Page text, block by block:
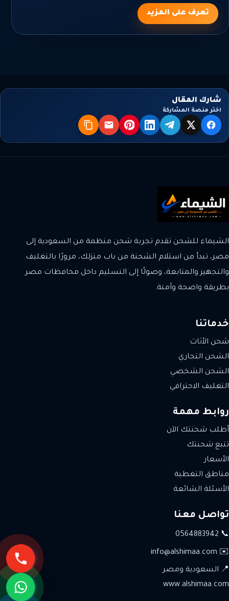
تعرف على المزيد
شارك المقال
اختر منصة المشاركة
فيسبوك
X تيليجراملينكدإنبنترستالبريد نسخ
الشيماء للشحن تقدم تجربة شحن منظمة من السعودية إلى
مصر، تبدأ من استلام الشحنة من باب منزلك، مرورًا بالتغليف
والتجهيز والمتابعة، وصولًا إلى التسليم داخل محافظات مصر
بطريقة واضحة وآمنة.
خدماتنا
شحن الأثاث
الشحن التجاري
الشحن الشخصي
التغليف الاحترافي
روابط مهمة
أطلب شحنتك الآن
تتبع شحنتك
الأسعار
مناطق التغطية
الأسئلة الشائعة
تواصل معنا
📞 0564883942
✉️ info@alshimaa.com
📍 السعودية ومصر
www.alshimaa.com